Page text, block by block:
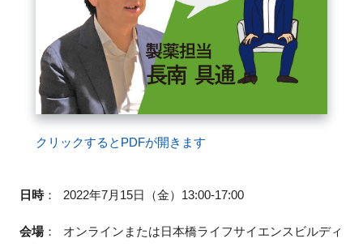
クリックするとPDFが開きます
日時： 2022年7月15日（金）13:00-17:00
会場：
オンラインまたは日本橋ライフサイエンスビルディ